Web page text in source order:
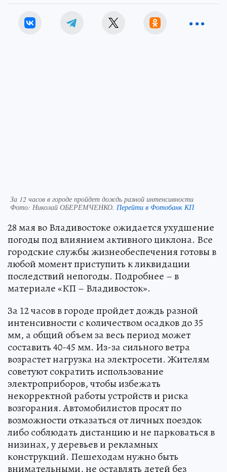
За 12 часов в городе пройдет дождь разной интенсивности
Фото: Николай ОБЕРЕМЧЕНКО. Перейти в Фотобанк КП
28 мая во Владивостоке ожидается ухудшение
погоды под влиянием активного циклона. Все
городские службы жизнеобеспечения готовы в
любой момент приступить к ликвидации
последствий непогоды. Подробнее – в
материале «КП – Владивосток».
За 12 часов в городе пройдет дождь разной
интенсивности с количеством осадков до 35
мм, а общий объем за весь период может
составить 40-45 мм. Из-за сильного ветра
возрастет нагрузка на электросети. Жителям
советуют сократить использование
электроприборов, чтобы избежать
некорректной работы устройств и риска
возгорания. Автомобилистов просят по
возможности отказаться от личных поездок
либо соблюдать дистанцию и не парковаться в
низинах, у деревьев и рекламных
конструкций. Пешеходам нужно быть
внимательными, не оставлять детей без